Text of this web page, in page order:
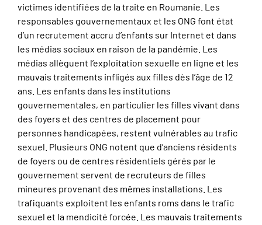
victimes identifiées de la traite en Roumanie. Les
responsables gouvernementaux et les ONG font état
d’un recrutement accru d’enfants sur Internet et dans
les médias sociaux en raison de la pandémie. Les
médias allèguent l’exploitation sexuelle en ligne et les
mauvais traitements infligés aux filles dès l’âge de 12
ans. Les enfants dans les institutions
gouvernementales, en particulier les filles vivant dans
des foyers et des centres de placement pour
personnes handicapées, restent vulnérables au trafic
sexuel. Plusieurs ONG notent que d’anciens résidents
de foyers ou de centres résidentiels gérés par le
gouvernement servent de recruteurs de filles
mineures provenant des mêmes installations. Les
trafiquants exploitent les enfants roms dans le trafic
sexuel et la mendicité forcée. Les mauvais traitements